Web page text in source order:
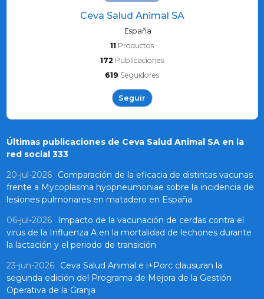
Ceva Salud Animal SA
España
11 Productos
172 Publicaciones
619 Seguidores
Seguir
Últimas publicaciones de Ceva Salud Animal SA en la
red social 333
20-jul-2026
Comparación de la eficacia de distintas vacunas
frente a Mycoplasma hyopneumoniae sobre la incidencia de
lesiones pulmonares en matadero en España
06-jul-2026
Impacto de la vacunación de cerdas contra el
virus de la Influenza A en la mortalidad de lechones durante
la lactación y el periodo de transición
23-jun-2026
Ceva Salud Animal e i+Porc clausuran la
segunda edición del Programa de Mejora de la Gestión
Operativa de la Granja